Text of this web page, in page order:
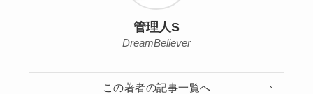
管理人S
DreamBeliever
この著者の記事一覧へ